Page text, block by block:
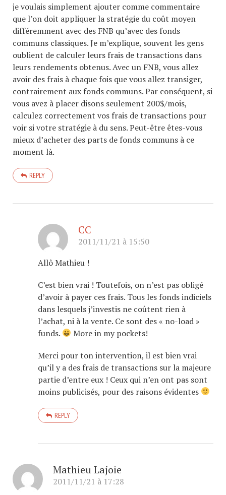
je voulais simplement ajouter comme commentaire
que l’on doit appliquer la stratégie du coût moyen
différemment avec des FNB qu’avec des fonds
communs classiques. Je m’explique, souvent les gens
oublient de calculer leurs frais de transactions dans
leurs rendements obtenus. Avec un FNB, vous allez
avoir des frais à chaque fois que vous allez transiger,
contrairement aux fonds communs. Par conséquent, si
vous avez à placer disons seulement 200$/mois,
calculez correctement vos frais de transactions pour
voir si votre stratégie à du sens. Peut-être êtes-vous
mieux d’acheter des parts de fonds communs à ce
moment là.
REPLY
CC
2011/11/21 à 15:50
Allô Mathieu !
C’est bien vrai ! Toutefois, on n’est pas obligé
d’avoir à payer ces frais. Tous les fonds indiciels
dans lesquels j’investis ne coûtent rien à
l’achat, ni à la vente. Ce sont des « no-load »
funds.
More in my pockets!
Merci pour ton intervention, il est bien vrai
qu’il y a des frais de transactions sur la majeure
partie d’entre eux ! Ceux qui n’en ont pas sont
moins publicisés, pour des raisons évidentes
REPLY
Mathieu Lajoie
2011/11/21 à 17:28